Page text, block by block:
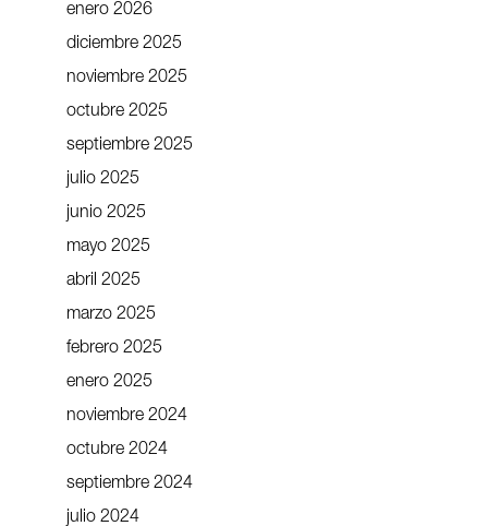
enero 2026
diciembre 2025
noviembre 2025
octubre 2025
septiembre 2025
julio 2025
junio 2025
mayo 2025
abril 2025
marzo 2025
febrero 2025
enero 2025
noviembre 2024
octubre 2024
septiembre 2024
julio 2024